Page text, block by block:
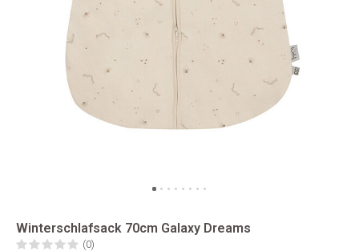
Winterschlafsack 70cm Galaxy Dreams
(0)